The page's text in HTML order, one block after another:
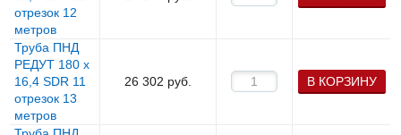
отрезок 12
метров
Труба ПНД
РЕДУТ 180 х
16,4 SDR 11
отрезок 13
метров
26 302 руб. В КОРЗИНУ